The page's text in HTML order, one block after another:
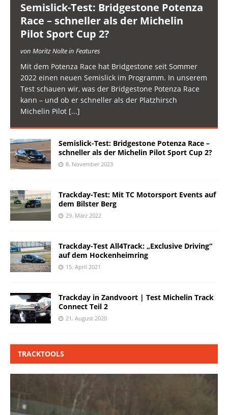
Semislick-Test: Bridgestone Potenza
Race – schneller als der Michelin
Pilot Sport Cup 2?
von Moritz Nolte in Features
Mit dem Potenza Race hat Bridgestone seit Sommer
2022 einen neuen Semislick im Programm. In unserem
Test schauen wir, was der Bridgestone Potenza Race
kann – und ob er schneller als der Platzhirsch
Michelin Pilot [...]
Semislick-Test: Bridgestone Potenza Race –
schneller als der Michelin Pilot Sport Cup 2?
8. November 2023
Trackday-Test: Mit TC Motorsport Events auf
dem Bilster Berg
29. März 2022
Trackday-Test All4Track: „Exclusive Driving“
auf dem Hockenheimring
15. April 2021
Trackday in Zandvoort | Test Michelin Track
Connect Teil 2
21. August 2020
TRACKTOOLS